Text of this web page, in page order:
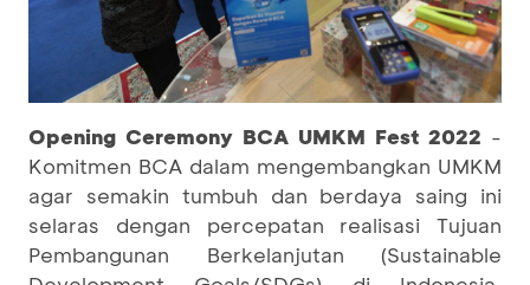
Opening Ceremony BCA UMKM Fest 2022 -
Komitmen BCA dalam mengembangkan UMKM
agar semakin tumbuh dan berdaya saing ini
selaras dengan percepatan realisasi Tujuan
Pembangunan Berkelanjutan (Sustainable